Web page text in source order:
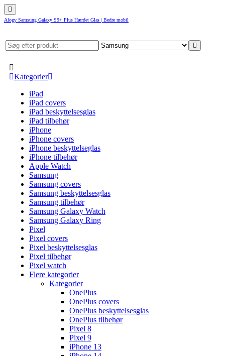
Alogy Samsung Galaxy S9+ Plus Hærdet Glas | Bedre mobil
Kategorier
iPad
iPad covers
iPad beskyttelsesglas
iPad tilbehør
iPhone
iPhone covers
iPhone beskyttelseglas
iPhone tilbehør
Apple Watch
Samsung
Samsung covers
Samsung beskyttelsesglas
Samsung tilbehør
Samsung Galaxy Watch
Samsung Galaxy Ring
Pixel
Pixel covers
Pixel beskyttelsesglas
Pixel tilbehør
Pixel watch
Flere kategorier
Kategorier
OnePlus
OnePlus covers
OnePlus beskyttelsesglas
OnePlus tilbehør
Pixel 8
Pixel 9
iPhone 13